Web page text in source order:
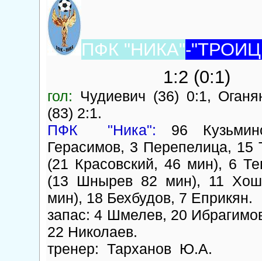
ПФК "НИКА"-
1:2 (0:1)
гол: Чудиевич (36) 0:1,
(83) 2:1.
ПФК "Ника": 96
Герасимов, 3 Перепелица,
(21 Красовский, 46 мин), 6
(13 Шнырев 82 мин), 11
мин), 18 Бехбудов, 7 Еприкян.
запас: 4 Шмелев, 20
22 Николаев.
тренер: Тарханов Ю.А.